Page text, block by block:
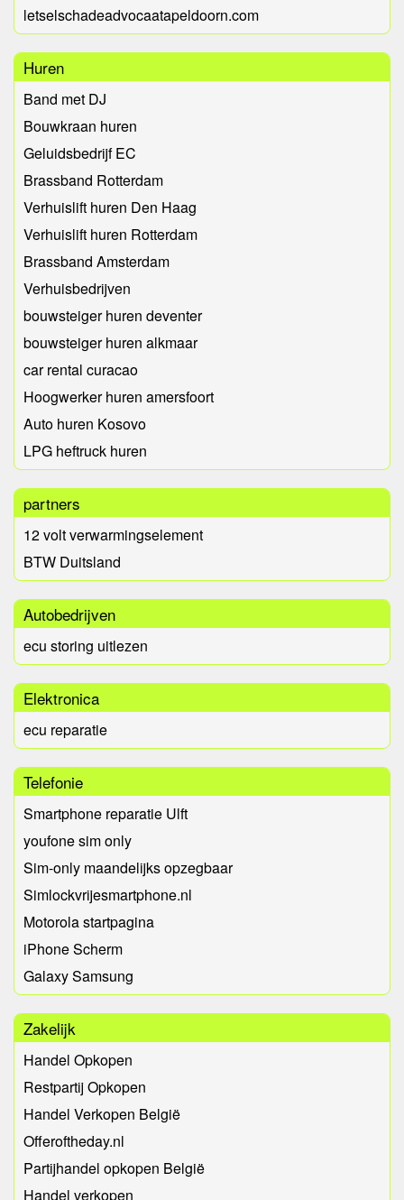
letselschadeadvocaatapeldoorn.com
Huren
Band met DJ
Bouwkraan huren
Geluidsbedrijf EC
Brassband Rotterdam
Verhuislift huren Den Haag
Verhuislift huren Rotterdam
Brassband Amsterdam
Verhuisbedrijven
bouwsteiger huren deventer
bouwsteiger huren alkmaar
car rental curacao
Hoogwerker huren amersfoort
Auto huren Kosovo
LPG heftruck huren
partners
12 volt verwarmingselement
BTW Duitsland
Autobedrijven
ecu storing uitlezen
Elektronica
ecu reparatie
Telefonie
Smartphone reparatie Ulft
youfone sim only
Sim-only maandelijks opzegbaar
Simlockvrijesmartphone.nl
Motorola startpagina
iPhone Scherm
Galaxy Samsung
Zakelijk
Handel Opkopen
Restpartij Opkopen
Handel Verkopen België
Offeroftheday.nl
Partijhandel opkopen België
Handel verkopen